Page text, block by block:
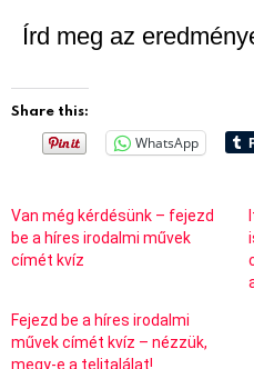
Írd meg az
Share this:
WhatsApp
Van még kérdésünk – fejezd
be a híres irodalmi művek
címét kvíz
Fejezd be a híres irodalmi
művek címét kvíz – nézzük,
megy-e a telitalálat!